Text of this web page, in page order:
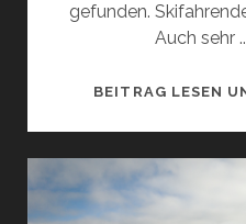
gefunden.
Auch sehr
BEITRAG LESEN